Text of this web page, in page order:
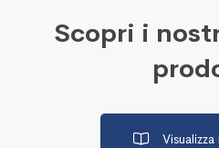
Scopri i